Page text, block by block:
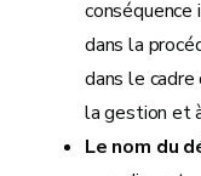
conséquence
dans la
dans le
la gestion et
Le nom du